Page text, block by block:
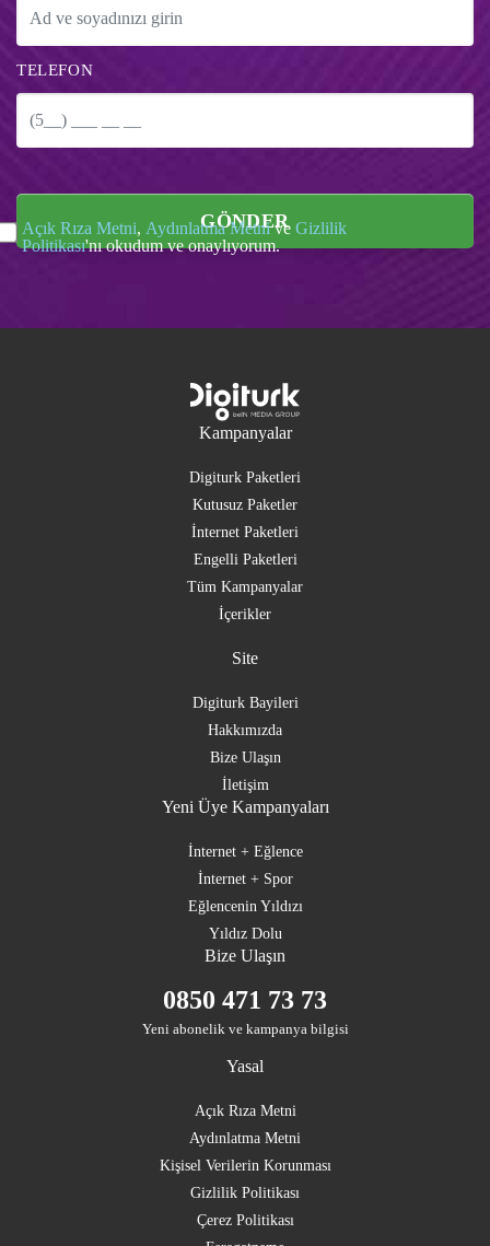
TELEFON
GÖNDER
Açık Rıza Metni, Aydınlatma Metnive Gizlilik
Politikası'nı okudum ve onaylıyorum.
Kampanyalar
Digiturk Paketleri
Kutusuz Paketler
İnternet Paketleri
Engelli Paketleri
Tüm Kampanyalar
İçerikler
Site
Digiturk Bayileri
Hakkımızda
Bize Ulaşın
İletişim
Yeni Üye Kampanyaları
İnternet + Eğlence
İnternet + Spor
Eğlencenin Yıldızı
Yıldız Dolu
Bize Ulaşın
0850 471 73 73
Yeni abonelik ve kampanya bilgisi
Yasal
Açık Rıza Metni
Aydınlatma Metni
Kişisel Verilerin Korunması
Gizlilik Politikası
Çerez Politikası